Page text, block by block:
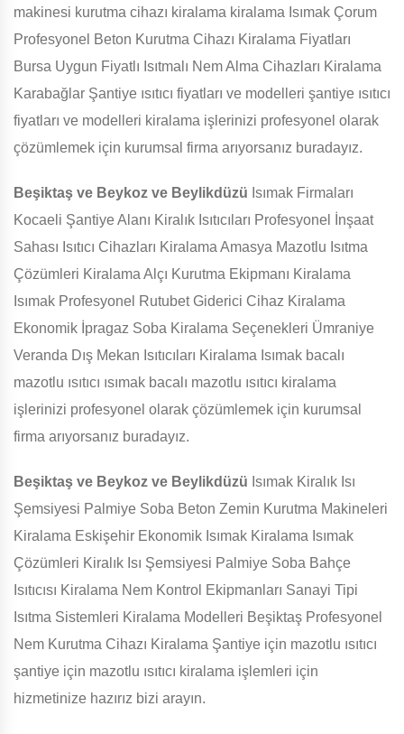
makinesi kurutma cihazı kiralama kiralama Isımak Çorum
Profesyonel Beton Kurutma Cihazı Kiralama Fiyatları
Bursa Uygun Fiyatlı Isıtmalı Nem Alma Cihazları Kiralama
Karabağlar Şantiye ısıtıcı fiyatları ve modelleri şantiye ısıtıcı
fiyatları ve modelleri kiralama işlerinizi profesyonel olarak
çözümlemek için kurumsal firma arıyorsanız buradayız.
Beşiktaş ve Beykoz ve Beylikdüzü Isımak Firmaları
Kocaeli Şantiye Alanı Kiralık Isıtıcıları Profesyonel İnşaat
Sahası Isıtıcı Cihazları Kiralama Amasya Mazotlu Isıtma
Çözümleri Kiralama Alçı Kurutma Ekipmanı Kiralama
Isımak Profesyonel Rutubet Giderici Cihaz Kiralama
Ekonomik İpragaz Soba Kiralama Seçenekleri Ümraniye
Veranda Dış Mekan Isıtıcıları Kiralama Isımak bacalı
mazotlu ısıtıcı ısımak bacalı mazotlu ısıtıcı kiralama
işlerinizi profesyonel olarak çözümlemek için kurumsal
firma arıyorsanız buradayız.
Beşiktaş ve Beykoz ve Beylikdüzü Isımak Kiralık Isı
Şemsiyesi Palmiye Soba Beton Zemin Kurutma Makineleri
Kiralama Eskişehir Ekonomik Isımak Kiralama Isımak
Çözümleri Kiralık Isı Şemsiyesi Palmiye Soba Bahçe
Isıtıcısı Kiralama Nem Kontrol Ekipmanları Sanayi Tipi
Isıtma Sistemleri Kiralama Modelleri Beşiktaş Profesyonel
Nem Kurutma Cihazı Kiralama Şantiye için mazotlu ısıtıcı
şantiye için mazotlu ısıtıcı kiralama işlemleri için
hizmetinize hazırız bizi arayın.